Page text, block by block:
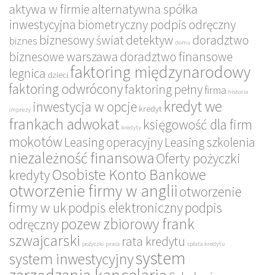
aktywa w firmiealternatywna spółka
inwestycyjna biometryczny podpis odręczny
biznes biznesowy światdetektyw domu doradztwo
biznesowe warszawa doradztwo finansowe
legnica dzieci faktoring międzynarodowy
faktoring odwróconyfaktoring pełnyfirma historia
imprezy inwestycja w opcje kredyt kredyt we
frankach adwokat kredyty księgowość dla firm
mokotówLeasing operacyjnyLeasing szkolenia
niezależność finansowa Oferty pożyczki
kredytyOsobiste Konto Bankowe
otworzenie firmy w anglii otworzenie
firmy w uk podpis elektronicznypodpis
odręcznypozew zbiorowy frank
szwajcarski pożyczki praca rata kredytu spłata kredytu
system inwestycyjnysystem